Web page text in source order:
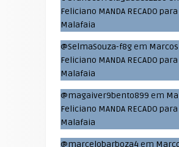
Feliciano MANDA RECADO
Malafaia
@SelmaSouza-f8gem Marcos
Feliciano MANDA RECADO
Malafaia
@magaiver9bento899 em
Feliciano MANDA RECADO
Malafaia
@marcelobarboza4 em